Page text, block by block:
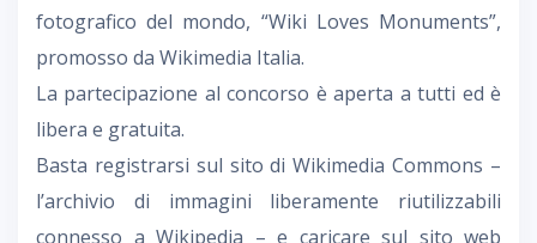
fotografico del mondo, “Wiki Loves Monuments”,
promosso da Wikimedia Italia.
La partecipazione al concorso è aperta a tutti ed è
libera e gratuita.
Basta registrarsi sul sito di Wikimedia Commons –
l’archivio di immagini liberamente riutilizzabili
connesso a Wikipedia – e caricare sul sito web